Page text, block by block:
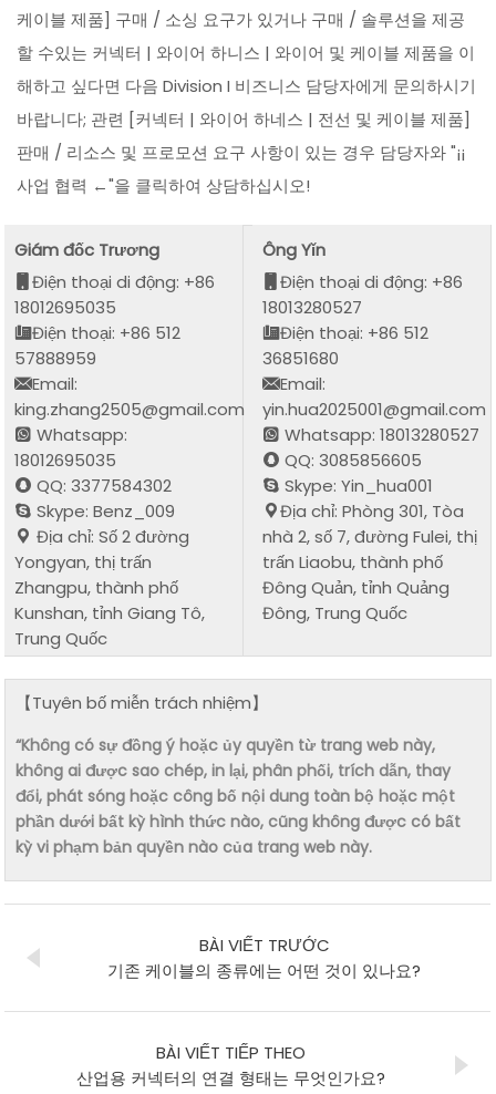
케이블 제품] 구매 / 소싱 요구가 있거나 구매 / 솔루션을 제공
할 수있는 커넥터 | 와이어 하니스 | 와이어 및 케이블 제품을 이
해하고 싶다면 다음 Division I 비즈니스 담당자에게 문의하시기
바랍니다; 관련 [커넥터 | 와이어 하네스 | 전선 및 케이블 제품]
판매 / 리소스 및 프로모션 요구 사항이 있는 경우 담당자와 "¡¡
사업 협력 ←"을 클릭하여 상담하십시오!
Giám đốc Trương
Điện thoại di động: +86
18012695035
Điện thoại: +86 512
57888959
Email:
king.zhang2505@gmail.com
Whatsapp:
18012695035
QQ: 3377584302
Skype: Benz_009
Địa chỉ: Số 2 đường
Yongyan, thị trấn
Zhangpu, thành phố
Kunshan, tỉnh Giang Tô,
Trung Quốc
Ông Yǐn
Điện thoại di động: +86
18013280527
Điện thoại: +86 512
36851680
Email:
yin.hua2025001@gmail.com
Whatsapp: 18013280527
QQ: 3085856605
Skype: Yin_hua001
Địa chỉ: Phòng 301, Tòa
nhà 2, số 7, đường Fulei, thị
trấn Liaobu, thành phố
Đông Quản, tỉnh Quảng
Đông, Trung Quốc
【Tuyên bố miễn trách nhiệm】
“Không có sự đồng ý hoặc ủy quyền từ trang web này,
không ai được sao chép, in lại, phân phối, trích dẫn, thay
đổi, phát sóng hoặc công bố nội dung toàn bộ hoặc một
phần dưới bất kỳ hình thức nào, cũng không được có bất
kỳ vi phạm bản quyền nào của trang web này.
BÀI VIẾT TRƯỚC
기존 케이블의 종류에는 어떤 것이 있나요?
BÀI VIẾT TIẾP THEO
산업용 커넥터의 연결 형태는 무엇인가요?